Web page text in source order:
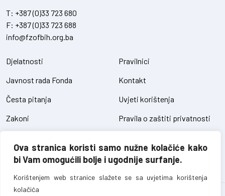
Ova stranica koristi samo nužne kolačiće kako
bi Vam omogućili bolje i ugodnije surfanje.
Korištenjem web stranice slažete se sa uvjetima korištenja
kolačića
T: +387 (0)33 723 680
F: +387 (0)33 723 688
info@fzofbih.org.ba
Djelatnosti
Javnost rada Fonda
Česta pitanja
Zakoni
Pravilnici
Kontakt
Uvjeti korištenja
Pravila o zaštiti privatnosti
Pristup informacijama